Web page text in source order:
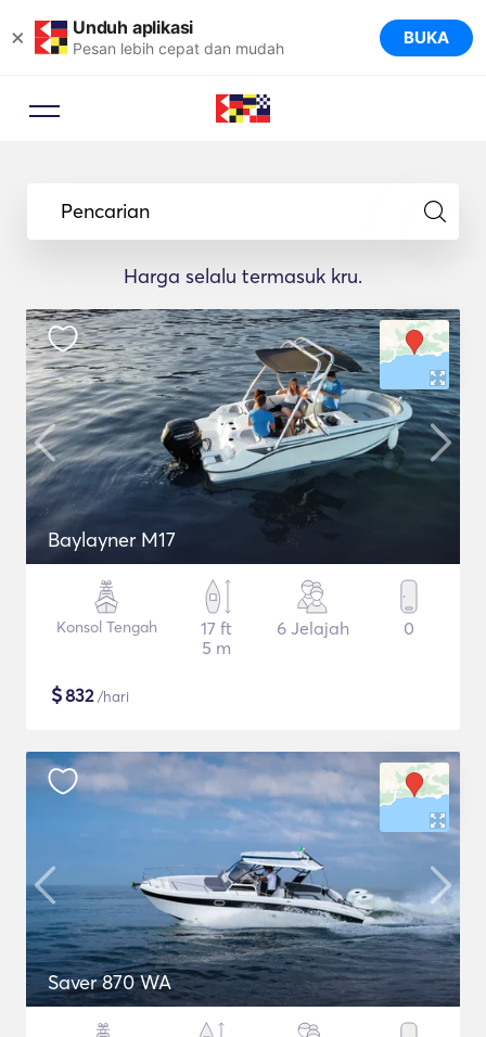
× Unduh aplikasi
Pesan lebih cepat dan mudah BUKA
Pencarian
Harga selalu termasuk kru.
Baylayner M17
Konsol Tengah
17 ft
5 m
6 Jelajah 0
$832/hari
Saver 870 WA